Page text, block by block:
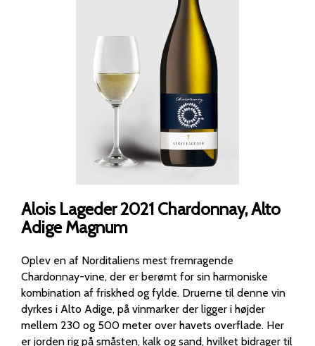
Alois Lageder 2021 Chardonnay, Alto
Adige Magnum
Oplev en af Norditaliens mest fremragende
Chardonnay-vine, der er berømt for sin harmoniske
kombination af friskhed og fylde. Druerne til denne vin
dyrkes i Alto Adige, på vinmarker der ligger i højder
mellem 230 og 500 meter over havets overflade. Her
er jorden rig på småsten, kalk og sand, hvilket bidrager til